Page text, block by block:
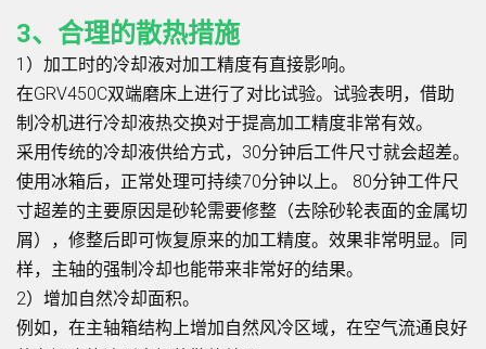
3、合理的散热措施
1）加工时的冷却液对加工精度有直接影响。
在GRV450C双端磨床上进行了对比试验。试验表明，借助
制冷机进行冷却液热交换对于提高加工精度非常有效。
采用传统的冷却液供给方式，30分钟后工件尺寸就会超差。
使用冰箱后，正常处理可持续70分钟以上。 80分钟工件尺
寸超差的主要原因是砂轮需要修整（去除砂轮表面的金属切
屑），修整后即可恢复原来的加工精度。效果非常明显。同
样，主轴的强制冷却也能带来非常好的结果。
2）增加自然冷却面积。
例如，在主轴箱结构上增加自然风冷区域，在空气流通良好